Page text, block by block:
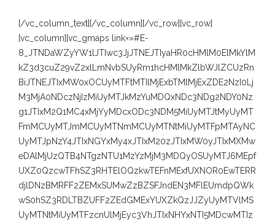
[/vc_column_text][/vc_column][/vc_row][vc_row]
[vc_column][vc_gmaps link=»#E-
8_JTNDaWZyYW1lJTIwc3JjJTNEJTIyaHR0cHMlM0ElMkYlM
kZ3d3cuZ29vZ2xlLmNvbSUyRm1hcHMlMkZlbWJlZCUzRn
BiJTNEJTIxMW0xOCUyMTFtMTIlMjExbTMlMjExZDE2NzI0Lj
M3MjA0NDczNjIzMiUyMTJkMzYuMDQxNDc3NDg2NDY0Nz
g1JTIxM2Q1MC4xMjYyMDcxODc3NDM5MiUyMTJtMyUyMT
FmMCUyMTJmMCUyMTNmMCUyMTNtMiUyMTFpMTAyNC
UyMTJpNzY4JTIxNGYxMy4xJTIxM20zJTIxMW0yJTIxMXMw
eDAlMjUzQTB4NTgzNTU1MzYzMjM3MDQyOSUyMTJ6MEpf
UXZ0QzcwTFhSZ3RHTElOQzkwTEFnMExfUXNOR0EwTERR
djlDNzBMRFF2ZEMxSUMwZzBZSFJndEN3MFlEUmdpQWk
wS0hSZ3RDLTBZUFF2ZEdGMExYUXZkQzJJZyUyMTVlMS
UyMTNtMiUyMTFzcnUlMjEyc3VhJTIxNHYxNTI5MDcwMTIz